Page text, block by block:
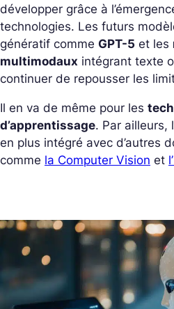
développer grâce à
technologies. Les futurs
génératif comme GPT-5 et les
multimodaux intégrant texte
continuer de repousser les
Il en va de même pour les
d’apprentissage. Par ailleurs,
en plus intégré avec d’autres
comme la Computer Vision et